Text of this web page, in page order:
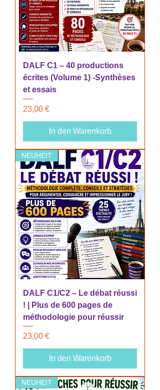
DALF C1 – 40 productions
écrites (Volume 1) -Synthèses
et essais
Preis
23,00 €
In den Warenkorb
NEUHEIT
DALF C1/C2 – Le débat réussi
! | Plus de 600 pages de
méthodologie pour réussir
Preis
23,00 €
In den Warenkorb
NEUHEIT